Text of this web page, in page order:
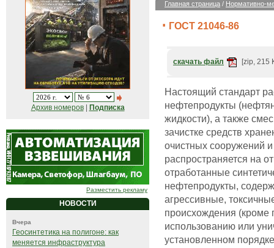
Архив номеров| Подписка
Разместить рекламу
НОВОСТИ
Вчера
Геосинтетика на полигоне: как
меняется инфраструктура
Главная страница / Нормативно-
ГОСТ 21046-86
скачать файл [zip, 215
Настоящий стандарт
нефтепродукты
жидкости), а также
зачистке средств
очистных сооружений
распространяется на
отработанные
нефтепродукты,
агрессивные,
происхождения
использованию или
установленном